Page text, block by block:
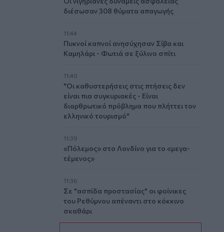
διέσωσαν 308 θύματα απαγωγής
11:44
Πυκνοί καπνοί ανησύχησαν Σίβα και
Καμηλάρι - Φωτιά σε ξύλινο σπίτι
11:40
"Οι καθυστερήσεις στις πτήσεις δεν
είναι πια συγκυριακές - Είναι
διαρθρωτικό πρόβλημα που πλήττει τον
ελληνικό τουρισμό"
11:39
«Πόλεμος» στο Λονδίνο για το «μεγα-
τέμενος»
11:36
Σε "ασπίδα προστασίας" οι φοίνικες
του Ρεθύμνου απέναντι στο κόκκινο
σκαθάρι